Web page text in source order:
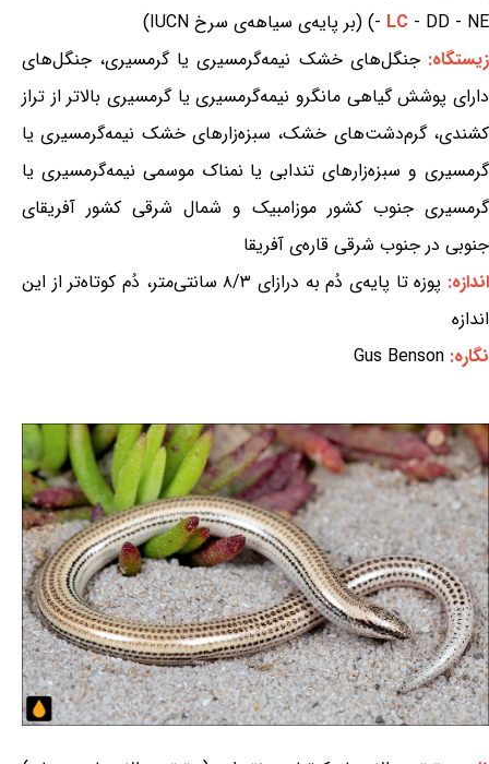
- LC - DD - NE) (بر پایه‌ی سیاهه‌ی سرخ IUCN)
زیستگاه:جنگل‌های خشک نیمه‌گرمسیری یا گرمسیری، جنگل‌های
دارای پوشش گیاهی مانگرو نیمه‌گرمسیری یا گرمسیری بالاتر از تراز
کشندی، گرم‌دشت‌های خشک، سبزه‌زارهای خشک نیمه‌گرمسیری یا
گرمسیری و سبزه‌زارهای تندابی یا نمناک موسمی نیمه‌گرمسیری یا
گرمسیری جنوب کشور موزامبیک و شمال شرقی کشور آفریقای
جنوبی در جنوب شرقی قاره‌ی آفریقا
اندازه:
پوزه تا پایه‌ی دُم به درازای ۸/۳ سانتی‌متر، دُم کوتاه‌تر از این
اندازه
نگاره: Gus Benson